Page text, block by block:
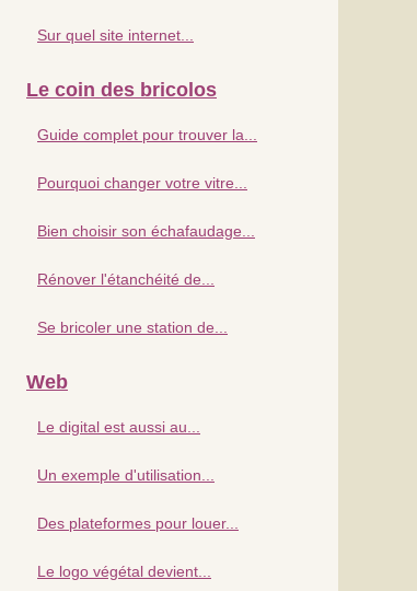
Sur quel site internet...
Le coin des bricolos
Guide complet pour trouver la...
Pourquoi changer votre vitre...
Bien choisir son échafaudage...
Rénover l'étanchéité de...
Se bricoler une station de...
Web
Le digital est aussi au...
Un exemple d'utilisation...
Des plateformes pour louer...
Le logo végétal devient...